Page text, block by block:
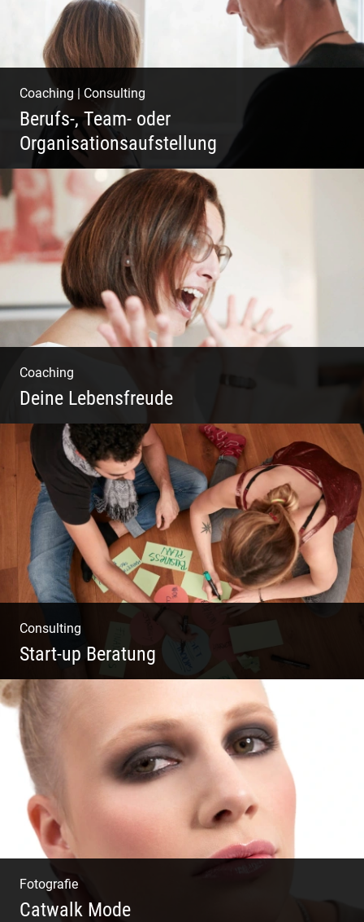
Coaching | Consulting
Berufs-, Team- oder
Organisationsaufstellung
Business Coaching – Berufliche Freude
ermöglichen
Coaching
Deine Lebensfreude
Einzel Coaching – Wir erobern DEIN Leben
zurück
Consulting
Start-up Beratung
Du beginnst Dein Eigenes zu erschaffen und
weißt nicht, wo du beginnen sollst?
Fotografie
Catwalk Mode